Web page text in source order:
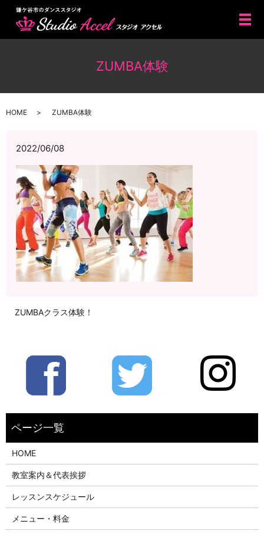
メ
ZUMBA体験
HOME ZUMBA体験
2022/06/08
ZUMBAクラス体験！
HOME
教室案内＆代表挨拶
レッスンスケジュール
メニュー・料金